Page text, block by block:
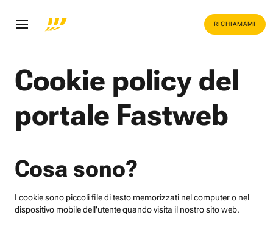
RICHIAMAMI
Cookie policy del
portale Fastweb
Cosa sono?
I cookie sono piccoli file di testo memorizzati nel computer o nel
dispositivo mobile dell'utente quando visita il nostro sito web.